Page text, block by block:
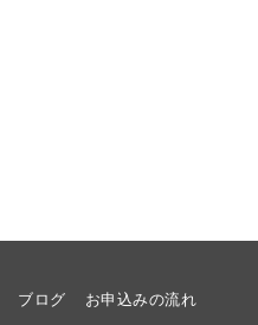
ブログ お申込みの流れ